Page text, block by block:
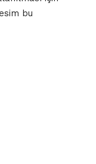
bu